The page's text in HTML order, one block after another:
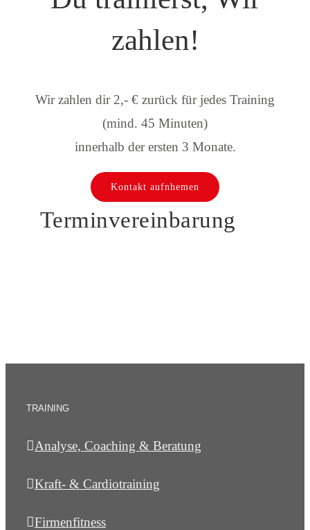
zahlen!
Wir zahlen dir 2,- € zurück für jedes Training
(mind. 45 Minuten)
innerhalb der ersten 3 Monate.
Kontakt aufnhemen
Terminvereinbarung
TRAINING
Analyse, Coaching & Beratung
Kraft- & Cardiotraining
Firmenfitness